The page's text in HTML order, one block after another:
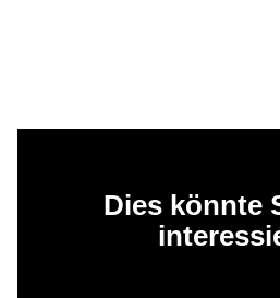
Dies könnte